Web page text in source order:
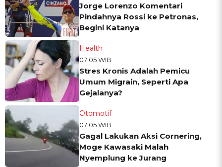
Jorge Lorenzo Komentari
Pindahnya Rossi ke Petronas,
Begini Katanya
Health
07:05 WIB
Stres Kronis Adalah Pemicu
Umum Migrain, Seperti Apa
Gejalanya?
Otomotif
07:05 WIB
Gagal Lakukan Aksi Cornering,
Moge Kawasaki Malah
Nyemplung ke Jurang